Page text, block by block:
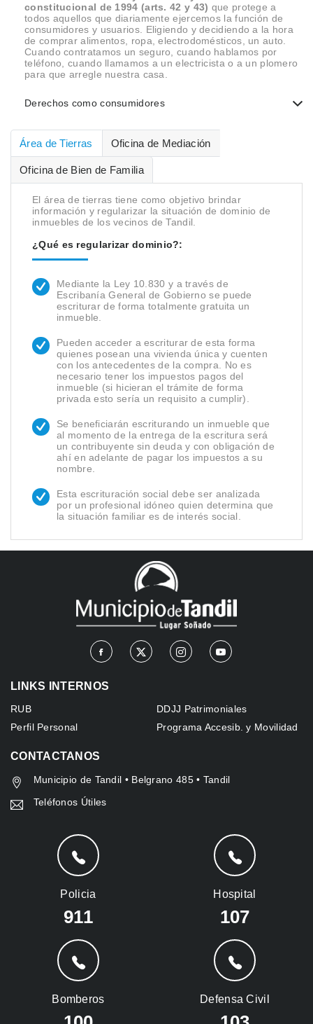
constitucional de 1994 (arts. 42 y 43) que protege a
todos aquellos que diariamente ejercemos la función de
consumidores y usuarios. Eligiendo y decidiendo a la hora
de comprar alimentos, ropa, electrodomésticos, un auto.
Cuando contratamos un seguro, cuando hablamos por
teléfono, cuando llamamos a un electricista o a un plomero
para que arregle nuestra casa.
Derechos como consumidores
Área de Tierras Oficina de Mediación
Oficina de Bien de Familia
El área de tierras tiene como objetivo brindar
información y regularizar la situación de dominio de
inmuebles de los vecinos de Tandil.
¿Qué es regularizar dominio?:
Mediante la Ley 10.830 y a través de
Escribanía General de Gobierno se puede
escriturar de forma totalmente gratuita un
inmueble.
Pueden acceder a escriturar de esta forma
quienes posean una vivienda única y cuenten
con los antecedentes de la compra. No es
necesario tener los impuestos pagos del
inmueble (si hicieran el trámite de forma
privada esto sería un requisito a cumplir).
Se beneficiarán escriturando un inmueble que
al momento de la entrega de la escritura será
un contribuyente sin deuda y con obligación de
ahí en adelante de pagar los impuestos a su
nombre.
Esta escrituración social debe ser analizada
por un profesional idóneo quien determina que
la situación familiar es de interés social.
LINKS INTERNOS
RUB
DDJJ Patrimoniales
Perfil Personal
Programa Accesib. y Movilidad
CONTACTANOS
Municipio de Tandil • Belgrano 485 • Tandil
Teléfonos Útiles
Policia
911
Hospital
107
Bomberos Defensa Civil